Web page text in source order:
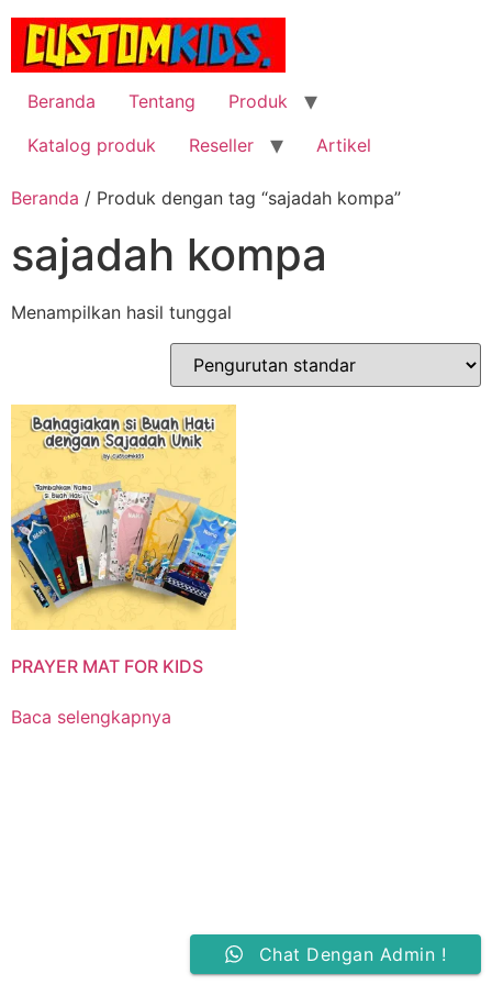
Lewati
konten
Beranda
Tentang
Produk
Katalog produk
Reseller Artikel
Beranda / Produk dengan tag “sajadah kompa”
sajadah kompa
Menampilkan hasil tunggal
PRAYER MAT FOR KIDS
Baca selengkapnya
Chat Dengan Admin !